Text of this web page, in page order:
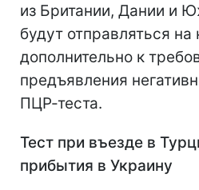
из Британии, Дании и
будут отправляться на
дополнительно к
предъявления
ПЦР-теста.
Тест при въезде в
прибытия в Украину